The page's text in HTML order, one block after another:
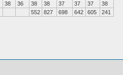
38 36 38 38 37 37 37
38
552 827 698 642 605 241